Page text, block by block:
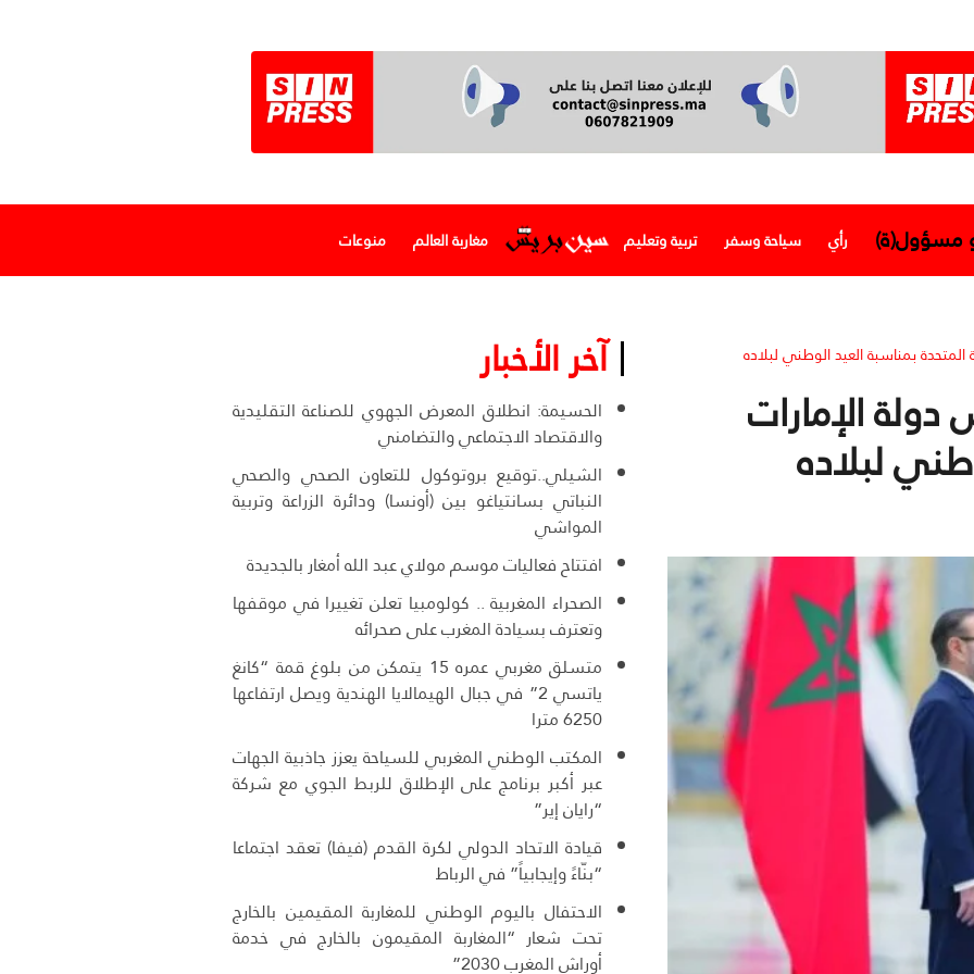
مسؤول(ة) رأي سياحة وسفر تربية وتعليم مغاربة العالم منوعات
بمناسبة العيد الوطني لبلاده
الإمارات
لبلاده
آخر الأخبار
الحسيمة: انطلاق المعرض الجهوي للصناعة التقليدية
والاقتصاد الاجتماعي والتضامني
الشيلي..توقيع بروتوكول للتعاون الصحي والصحي
النباتي بسانتياغو بين (أونسا) ودائرة الزراعة وتربية
المواشي
افتتاح فعاليات موسم مولاي عبد الله أمغار بالجديدة
الصحراء المغربية .. كولومبيا تعلن تغييرا في موقفها
وتعترف بسيادة المغرب على صحرائه
متسلق مغربي عمره 15 يتمكن من بلوغ قمة “كانغ
ياتسي 2” في جبال الهيمالايا الهندية ويصل ارتفاعها
6250 مترا
المكتب الوطني المغربي للسياحة يعزز جاذبية الجهات
عبر أكبر برنامج على الإطلاق للربط الجوي مع شركة
“رايان إير”
قيادة الاتحاد الدولي لكرة القدم (فيفا) تعقد اجتماعا
“بنّاءً وإيجابياً” في الرباط
الاحتفال باليوم الوطني للمغاربة المقيمين بالخارج
تحت شعار “المغاربة المقيمون بالخارج في خدمة
أوراش المغرب 2030”